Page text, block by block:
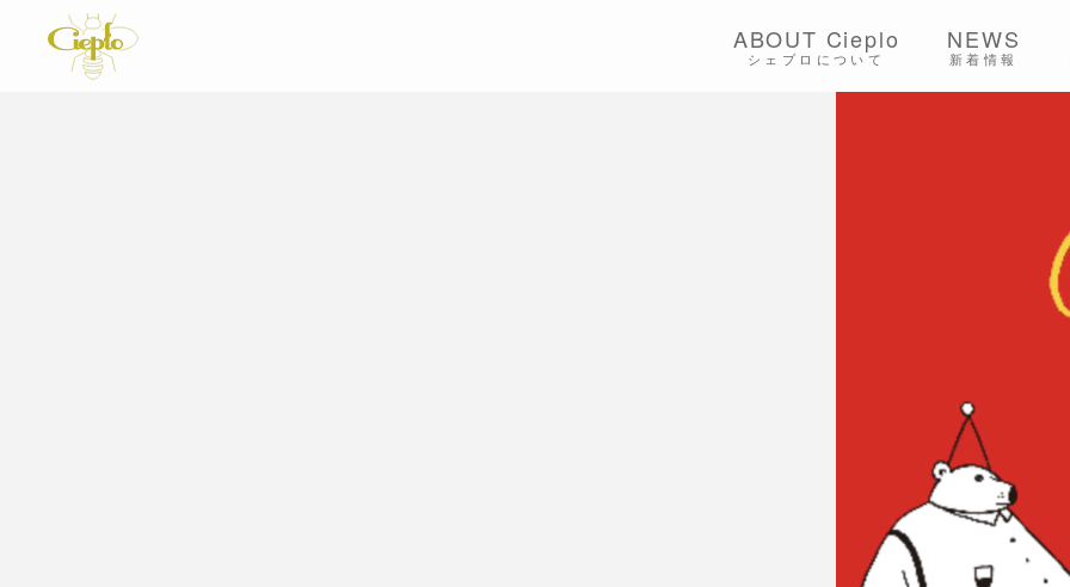
ABOUT Cieplo
シェプロについて
NEWS
新着情報